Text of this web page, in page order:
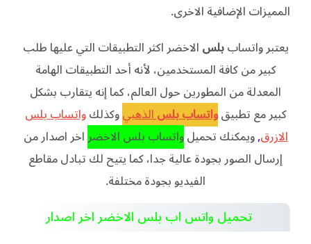
المميزات الإضافية الاخرى.
يعتبر واتساببلسالاخضر اكثر التطبيقات التي عليها طلب
كبير من كافة المستخدمين، لأنه أحد التطبيقات الهامة
المعدلة من المطورين حول العالم، كما إنه يتقارب بشكل
كبير مع تطبيقواتساب بلسالذهبيوكذلكواتساب بلس
الازرق,ويمكنك تحميلواتساب بلس الاخضراخر اصدار من
إرسال الصور بجودة عالية جدا، كما يتيح لك تبادل مقاطع
الفيديو بجودة مختلفة.
تحميل واتس اب بلس الاخضر اخر اصدار